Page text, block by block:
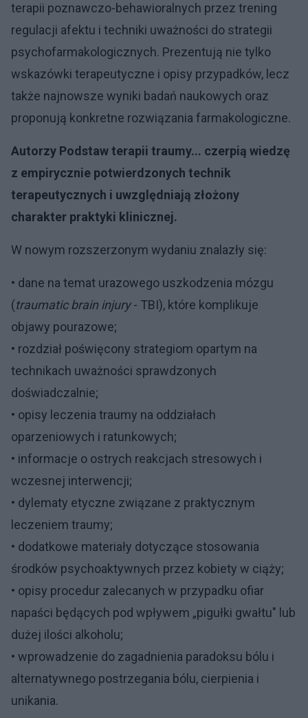
terapii poznawczo-behawioralnych przez trening
regulacji afektu i techniki uważności do strategii
psychofarmakologicznych. Prezentują nie tylko
wskazówki terapeutyczne i opisy przypadków, lecz
także najnowsze wyniki badań naukowych oraz
proponują konkretne rozwiązania farmakologiczne.
Autorzy Podstaw terapii traumy... czerpią wiedzę
z empirycznie potwierdzonych technik
terapeutycznych i uwzględniają złożony
charakter praktyki klinicznej.
W nowym rozszerzonym wydaniu znalazły się:
• dane na temat urazowego uszkodzenia mózgu
(traumatic brain injury- TBI), które komplikuje
objawy pourazowe;
• rozdział poświęcony strategiom opartym na
technikach uważności sprawdzonych
doświadczalnie;
• opisy leczenia traumy na oddziałach
oparzeniowych i ratunkowych;
• informacje o ostrych reakcjach stresowych i
wczesnej interwencji;
• dylematy etyczne związane z praktycznym
leczeniem traumy;
• dodatkowe materiały dotyczące stosowania
środków psychoaktywnych przez kobiety w ciąży;
• opisy procedur zalecanych w przypadku ofiar
napaści będących pod wpływem „pigułki gwałtu" lub
dużej ilości alkoholu;
• wprowadzenie do zagadnienia paradoksu bólu i
alternatywnego postrzegania bólu, cierpienia i
unikania.